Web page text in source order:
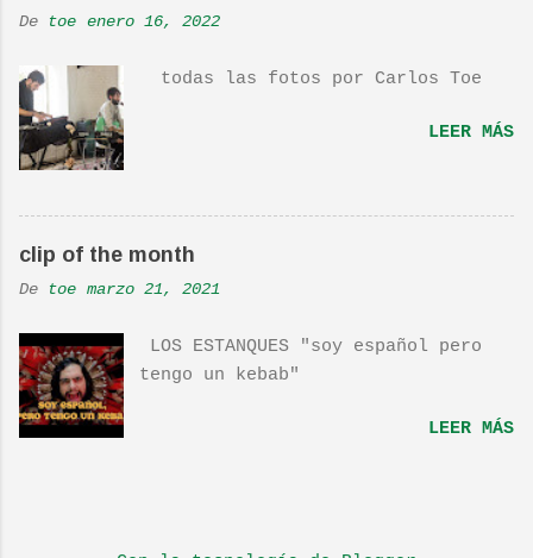
ver una estupenda película llamada
por TOE hace unos posts.Yo también
os la recomiendo. En una escena de
magnifica Per-Versión de este tema
de Townshend. PINCHA AQUÍ Y LA
De toe enero 16, 2022
todas las fotos por Carlos Toe
LEER MÁS
clip of the month
De toe marzo 21, 2021
LOS ESTANQUES "soy español pero
tengo un kebab"
LEER MÁS